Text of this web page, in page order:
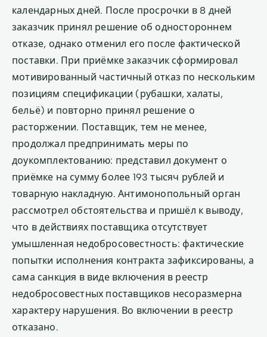
календарных дней. После просрочки в 8 дней
заказчик принял решение об одностороннем
отказе, однако отменил его после фактической
поставки. При приёмке заказчик сформировал
мотивированный частичный отказ по нескольким
позициям спецификации (рубашки, халаты,
бельё) и повторно принял решение о
расторжении. Поставщик, тем не менее,
продолжал предпринимать меры по
доукомплектованию: представил документ о
приёмке на сумму более 193 тысяч рублей и
товарную накладную. Антимонопольный орган
рассмотрел обстоятельства и пришёл к выводу,
что в действиях поставщика отсутствует
умышленная недобросовестность: фактические
попытки исполнения контракта зафиксированы, а
сама санкция в виде включения в реестр
недобросовестных поставщиков несоразмерна
характеру нарушения. Во включении в реестр
отказано.